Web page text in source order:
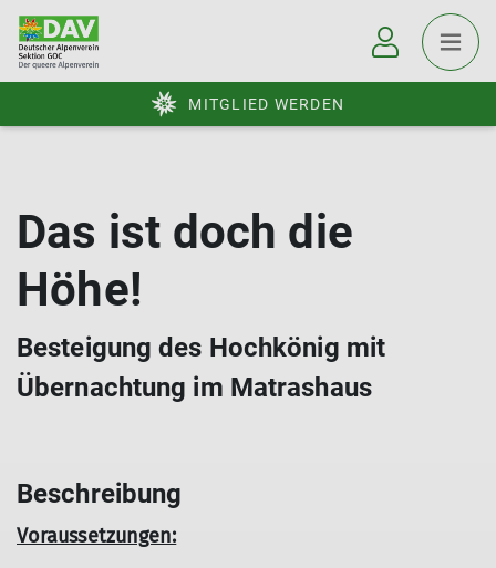
MITGLIED WERDEN
Das ist doch die
Höhe!
Besteigung des Hochkönig mit
Übernachtung im Matrashaus
Beschreibung
Voraussetzungen: